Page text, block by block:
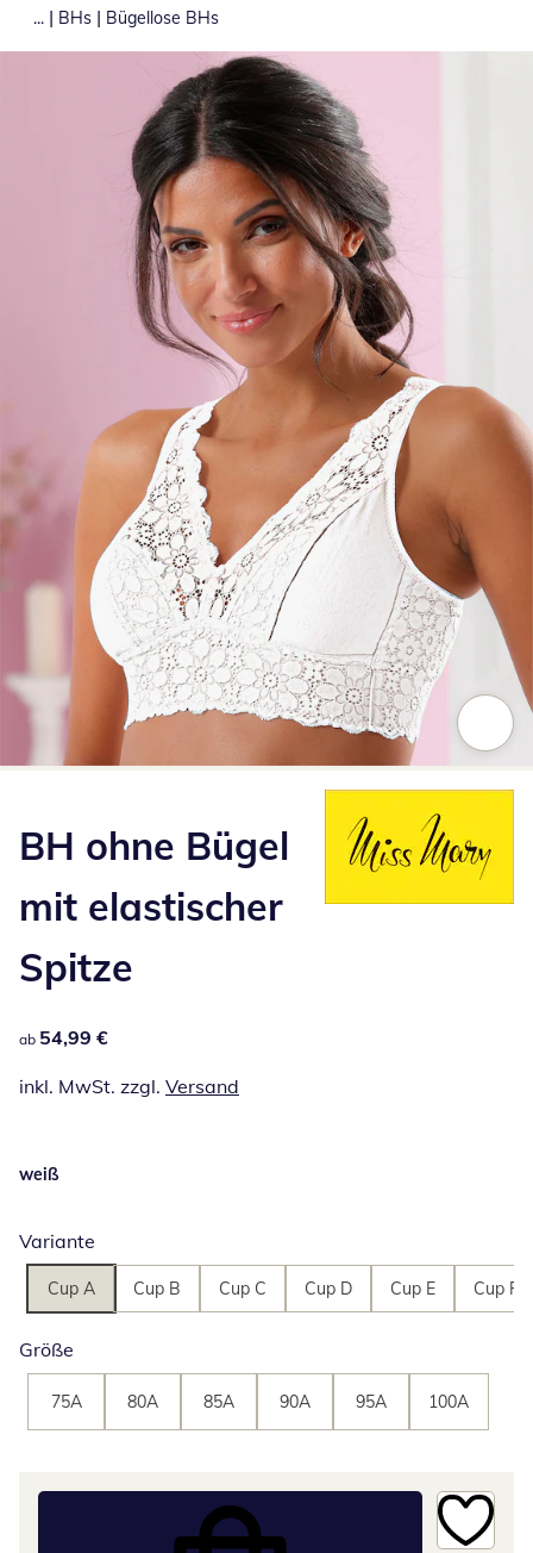
... | BHs | Bügellose BHs
BH ohne Bügel
mit elastischer
Spitze
54,99 €
ab 54,99 €
inkl. MwSt. zzgl. Versand
weiß
Variante
Cup A Cup B Cup C Cup D Cup E Cup F
Größe
75A 80A 85A 90A 95A 100A